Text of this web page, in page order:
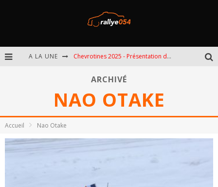
A LA UNE Chevrotines 2025 - Présentation de l'épreuve
Spa 2025 - Présentation de l'épreuve
ARCHIVÉ
NAO OTAKE
Accueil Nao Otake